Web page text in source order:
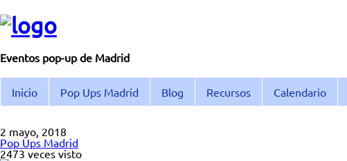
Eventos pop-up de Madrid
Inicio Pop Ups Madrid Blog Recursos Calendario
2 mayo, 2018
Pop Ups Madrid
2473 veces visto